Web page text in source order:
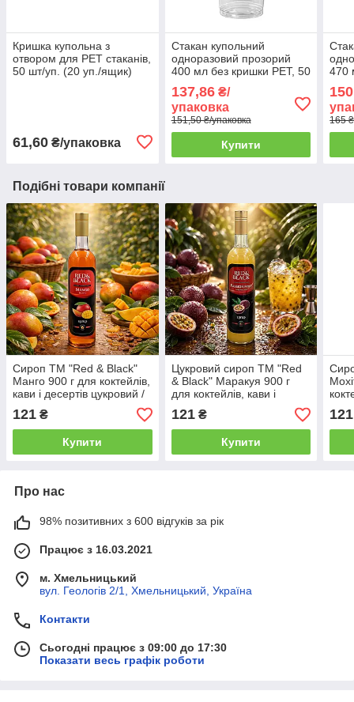
Кришка купольна з
отвором для PET стаканів,
50 шт/уп. (20 уп./ящик)
61,60 ₴/упаковка
Стакан купольний
одноразовий прозорий
400 мл без кришки PET, 50
137,86₴/
упаковка
151,50 ₴/упаковка
Купити
470
165
Подібні товари компанії
Сироп ТМ "Red & Black"
Манго 900 г для коктейлів,
кави і десертів цукровий /
смаком манго
121 ₴
Купити
Цукровий сироп ТМ "Red
& Black" Маракуя 900 г
для коктейлів, кави і
напоїв і морозива
121₴
Купити
121
Про нас
98% позитивних з 600 відгуків за рік
Працює з 16.03.2021
м. Хмельницький
вул. Геологів 2/1, Хмельницький, Україна
Контакти
Сьогодні працює з 09:00 до 17:30
Показати весь графік роботи